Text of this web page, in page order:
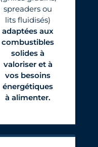
spreaders ou
lits fluidisés)
adaptées aux
combustibles
solides à
valoriser et à
vos besoins
énergétiques
à alimenter.